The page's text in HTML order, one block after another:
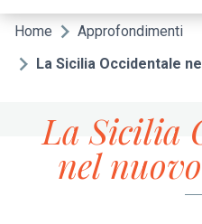
Briciole
di
Home
Approfondimenti
La Sicilia Occidentale
La Sicilia
nel